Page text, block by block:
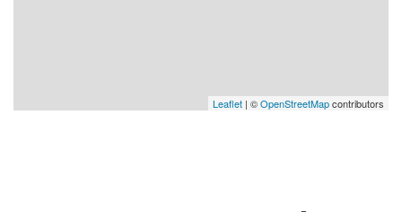
Leaflet | ©OpenStreetMapcontributors